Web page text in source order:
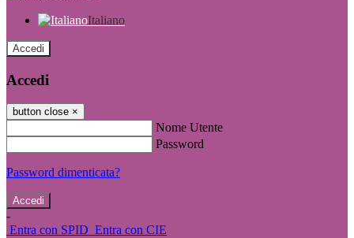
Italiano
Accedi
Accedi
button close ×
Nome Utente
Password
Password dimenticata?
-
Entra con SPID Entra con CIE